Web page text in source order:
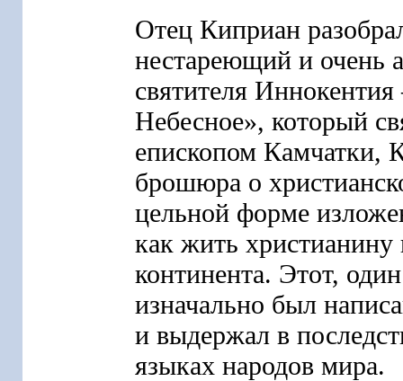
Отец Киприан
нестареющий и очень
святителя
Небесное», который
епископом Камчатки,
брошюра о
цельной форме
как жить христианину
континента. Этот,
изначально был
и выдержал в
языках народов мира.